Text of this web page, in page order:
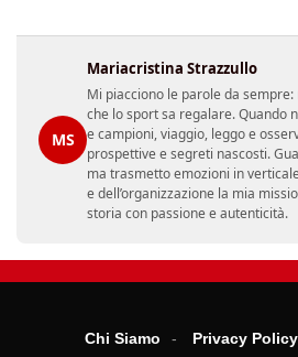
MS
Mariacristina Strazzullo
Mi piacciono le parole da
che lo sport sa regalare. Quando
e campioni, viaggio, leggo e
prospettive e segreti nascosti.
ma trasmetto emozioni in
e dell’organizzazione la mia
storia con passione e autenticità.
Chi Siamo Privacy Policy